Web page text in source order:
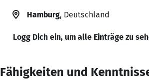
Hamburg, Deutschland
Logg Dich ein, um alle Einträge zu
Fähigkeiten und